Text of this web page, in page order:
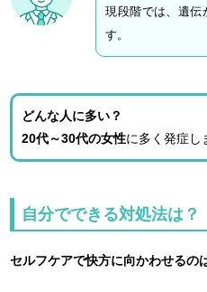
現段階では、遺伝
す。
どんな人に多い？
20代～30代の女性に多く発症し
自分でできる対処法は？
セルフケアで快方に向かわせるの